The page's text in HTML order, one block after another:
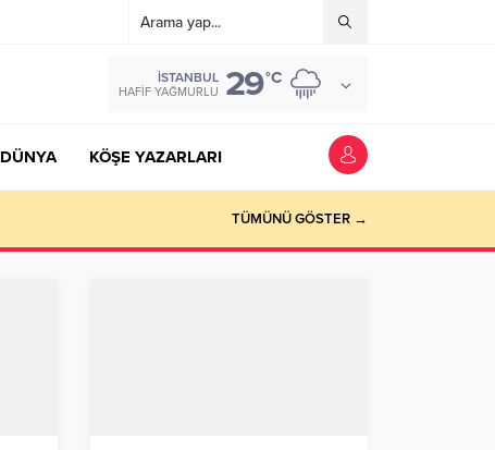
İSTANBUL
HAFIF YAĞMURLU 29°C
DÜNYA KÖŞE YAZARLARI
TÜMÜNÜ GÖSTER →